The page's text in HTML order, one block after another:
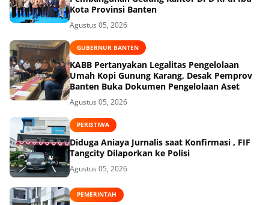
Kota Provinsi Banten
Agustus 05, 2026
GUBERNUR BANTEN
KABB Pertanyakan Legalitas Pengelolaan
Umah Kopi Gunung Karang, Desak Pemprov
Banten Buka Dokumen Pengelolaan Aset
Agustus 05, 2026
PERISTIWA
Diduga Aniaya Jurnalis saat Konfirmasi , FIF
Tangcity Dilaporkan ke Polisi
Agustus 05, 2026
PEMERINTAH